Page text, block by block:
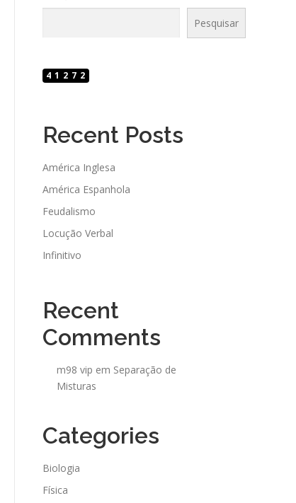
Pesquisar
41272
Recent Posts
América Inglesa
América Espanhola
Feudalismo
Locução Verbal
Infinitivo
Recent
Comments
m98 vip em Separação de
Misturas
Categories
Biologia
Física